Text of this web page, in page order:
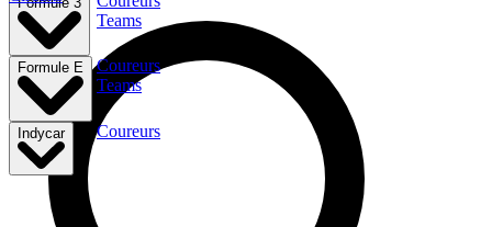
Teams
Formule E
Coureurs
Teams
Indycar Coureurs